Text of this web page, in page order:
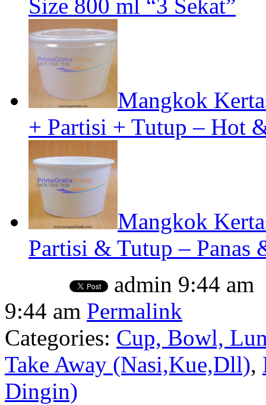
Size 800 ml “3 Sekat”
Mangkok
+ Partisi + Tutup – Hot
Mangkok
Partisi & Tutup –
admin 9:44 am
9:44 am Permalink
Categories: Cup, Bowl,
Take Away (Nasi,Kue,Dll),
Dingin)